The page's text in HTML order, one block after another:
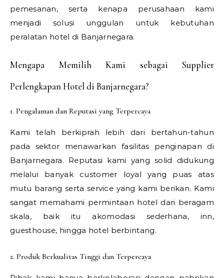
pemesanan, serta kenapa perusahaan kami
menjadi solusi unggulan untuk kebutuhan
peralatan hotel di Banjarnegara.
Mengapa Memilih Kami sebagai Supplier
Perlengkapan Hotel di Banjarnegara?
1. Pengalaman dan Reputasi yang Terpercaya
Kami telah berkiprah lebih dari bertahun-tahun
pada sektor menawarkan fasilitas penginapan di
Banjarnegara. Reputasi kami yang solid didukung
melalui banyak customer loyal yang puas atas
mutu barang serta service yang kami berikan. Kami
sangat memahami permintaan hotel dari beragam
skala, baik itu akomodasi sederhana, inn,
guesthouse, hingga hotel berbintang.
2. Produk Berkualitas Tinggi dan Terpercaya